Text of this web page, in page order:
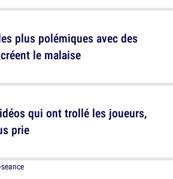
qui ont trollé les joueurs,
prie
plus polémiques avec des
le malaise